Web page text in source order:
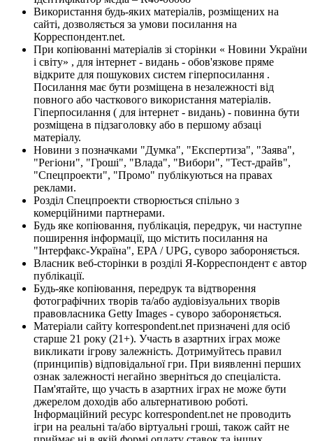
Використання будь-яких матеріалів, розміщених на
сайті, дозволяється за умови посилання на
Корреспондент.net.
При копіюванні матеріалів зі сторінки « Новини України
і світу» , для інтернет - видань - обов'язкове пряме
відкрите для пошукових систем гіперпосилання .
Посилання має бути розміщена в незалежності від
повного або часткового використання матеріалів.
Гіперпосилання ( для інтернет - видань) - повинна бути
розміщена в підзаголовку або в першому абзаці
матеріалу.
Новини з позначками "Думка", "Експертиза", "Заява",
"Регіони", "Гроші", "Влада", "Вибори", "Тест-драйв",
"Спецпроекти", "Промо" публікуються на правах
реклами.
Розділ Спецпроекти створюється спільно з
комерційними партнерами.
Будь яке копіювання, публікація, передрук, чи наступне
поширення інформації, що містить посилання на
"Інтерфакс-Україна", EPA / UPG, суворо забороняється.
Власник веб-сторінки в розділі Я-Корреспондент є автор
публікації.
Будь-яке копіювання, передрук та відтворення
фотографічних творів та/або аудіовізуальних творів
правовласника Getty Images - суворо забороняється.
Матеріали сайту korrespondent.net призначені для осіб
старше 21 року (21+). Участь в азартних іграх може
викликати ігрову залежність. Дотримуйтесь правил
(принципів) відповідальної гри. При виявленні перших
ознак залежності негайно зверніться до спеціаліста.
Пам'ятайте, що участь в азартних іграх не може бути
джерелом доходів або альтернативою роботі.
Інформаційний ресурс korrespondent.net не проводить
ігри на реальні та/або віртуальні гроші, також сайт не